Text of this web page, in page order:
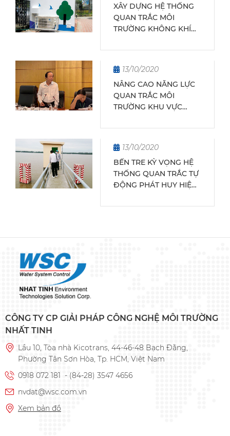
XÂY DỰNG HỆ THỐNG
QUAN TRẮC MÔI
TRƯỜNG KHÔNG KHÍ
VỮNG: TẦM NHÌN CHIẾN
THỜI ĐẠI
13/10/2020
NÂNG CAO NĂNG LỰC
QUAN TRẮC MÔI
TRƯỜNG KHU VỰC
13/10/2020
BẾN TRE KỲ VỌNG HỆ
THỐNG QUAN TRẮC TỰ
ĐỘNG PHÁT HUY HIỆU
CÔNG TY CP GIẢI PHÁP CÔNG NGHỆ MÔI TRƯỜNG
NHẤT TINH
Lầu 10, Tòa nhà Kicotrans, 44-46-48 Bạch Đằng,
Phường Tân Sơn Hòa, Tp. HCM, Việt Nam
0918 072 181 - (84-28) 3547 4656
nvdat@wsc.com.vn
Xem bản đồ